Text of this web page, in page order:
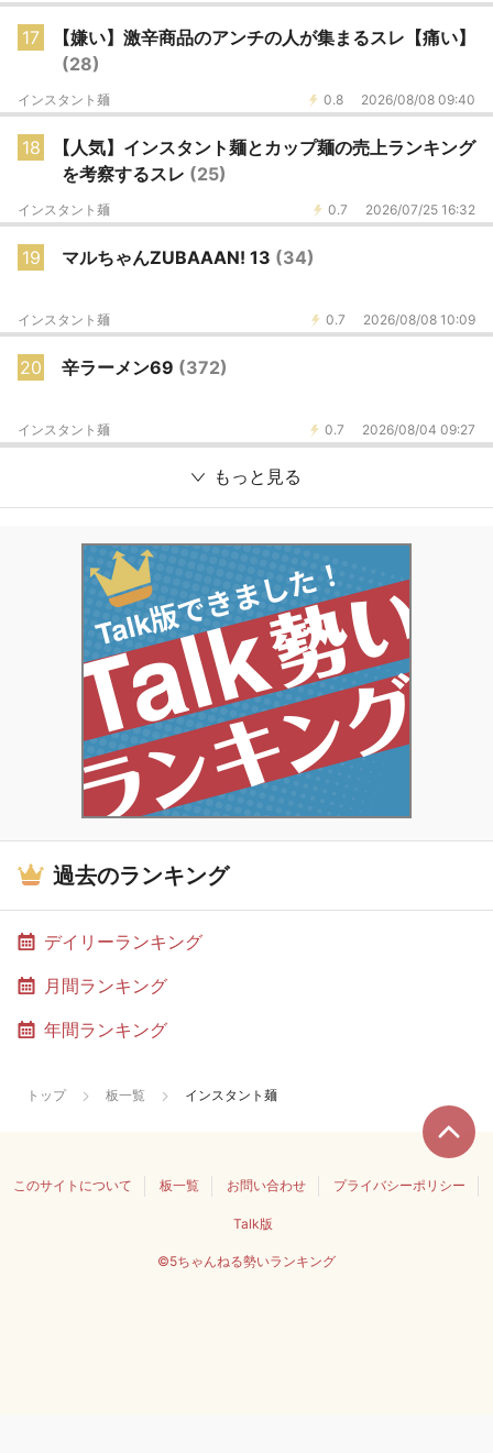
17
【嫌い】激辛商品のアンチの人が集まるスレ【痛い】
(28)
0.8 2026/08/08 09:40
インスタント麺
18
【人気】インスタント麺とカップ麺の売上ランキング
を考察するスレ (25)
0.7 2026/07/25 16:32
インスタント麺
19 マルちゃんZUBAAAN! 13 (34)
0.7 2026/08/08 10:09
インスタント麺
20 辛ラーメン69 (372)
0.7 2026/08/04 09:27
インスタント麺
もっと見る
過去のランキング
デイリーランキング
月間ランキング
年間ランキング
トップ 板一覧 インスタント麺
このサイトについて 板一覧 お問い合わせ プライバシーポリシー
Talk版
©5ちゃんねる勢いランキング